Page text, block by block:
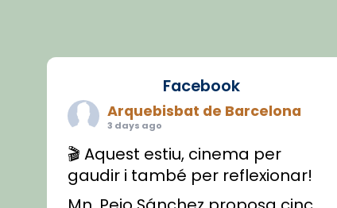
Facebook
Arquebisbat de Barcelona
3 days ago
🎬 Aquest estiu, cinema per
gaudir i també per reflexionar!